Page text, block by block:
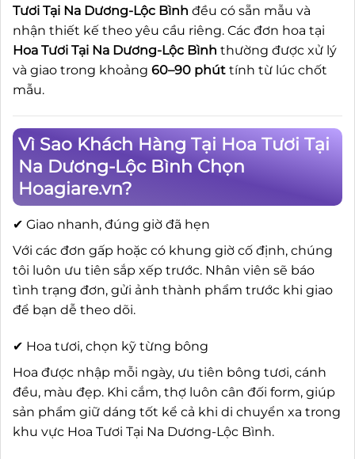
Tươi Tại Na Dương-Lộc Bình đều có sẵn mẫu và
nhận thiết kế theo yêu cầu riêng. Các đơn hoa tại
Hoa Tươi Tại Na Dương-Lộc Bình thường được xử lý
và giao trong khoảng 60–90 phút tính từ lúc chốt
mẫu.
Vì Sao Khách Hàng Tại Hoa Tươi Tại
Na Dương-Lộc Bình Chọn
Hoagiare.vn?
✔ Giao nhanh, đúng giờ đã hẹn
Với các đơn gấp hoặc có khung giờ cố định, chúng
tôi luôn ưu tiên sắp xếp trước. Nhân viên sẽ báo
tình trạng đơn, gửi ảnh thành phẩm trước khi giao
để bạn dễ theo dõi.
✔ Hoa tươi, chọn kỹ từng bông
Hoa được nhập mỗi ngày, ưu tiên bông tươi, cánh
đều, màu đẹp. Khi cắm, thợ luôn cân đối form, giúp
sản phẩm giữ dáng tốt kể cả khi di chuyển xa trong
khu vực Hoa Tươi Tại Na Dương-Lộc Bình.